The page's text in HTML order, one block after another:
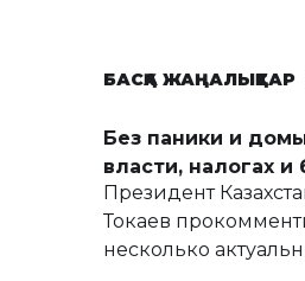
БАСҚА ЖАҢАЛЫҚТАР
Без паники и
власти, налогах
Президент
Токаев
несколько